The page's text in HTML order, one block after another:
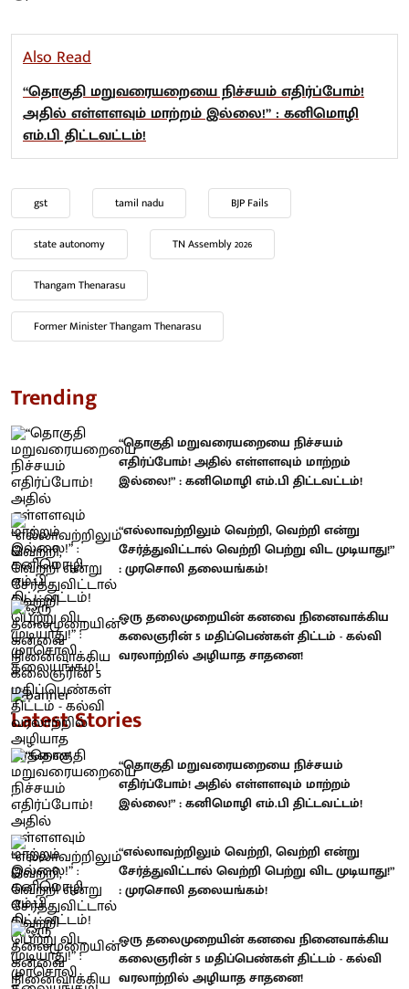
Also Read
“தொகுதி மறுவரையறையை நிச்சயம் எதிர்ப்போம்!
அதில் எள்ளளவும் மாற்றம் இல்லை!” : கனிமொழி
எம்.பி திட்டவட்டம்!
gst tamil nadu BJP Fails
state autonomy TN Assembly 2026
Thangam Thenarasu
Former Minister Thangam Thenarasu
Trending
“தொகுதி மறுவரையறையை நிச்சயம்
எதிர்ப்போம்! அதில் எள்ளளவும் மாற்றம்
இல்லை!” : கனிமொழி எம்.பி திட்டவட்டம்!
“எல்லாவற்றிலும் வெற்றி, வெற்றி என்று
சேர்த்துவிட்டால் வெற்றி பெற்று விட முடியாது!”
: முரசொலி தலையங்கம்!
ஒரு தலைமுறையின் கனவை நினைவாக்கிய
கலைஞரின் 5 மதிப்பெண்கள் திட்டம் - கல்வி
வரலாற்றில் அழியாத சாதனை!
Latest Stories
“தொகுதி மறுவரையறையை நிச்சயம்
எதிர்ப்போம்! அதில் எள்ளளவும் மாற்றம்
இல்லை!” : கனிமொழி எம்.பி திட்டவட்டம்!
“எல்லாவற்றிலும் வெற்றி, வெற்றி என்று
சேர்த்துவிட்டால் வெற்றி பெற்று விட முடியாது!”
: முரசொலி தலையங்கம்!
ஒரு தலைமுறையின் கனவை நினைவாக்கிய
கலைஞரின் 5 மதிப்பெண்கள் திட்டம் - கல்வி
வரலாற்றில் அழியாத சாதனை!